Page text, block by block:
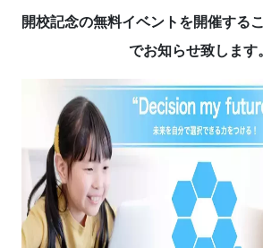
開校記念の無料イベントを開催する
でお知らせ致します。